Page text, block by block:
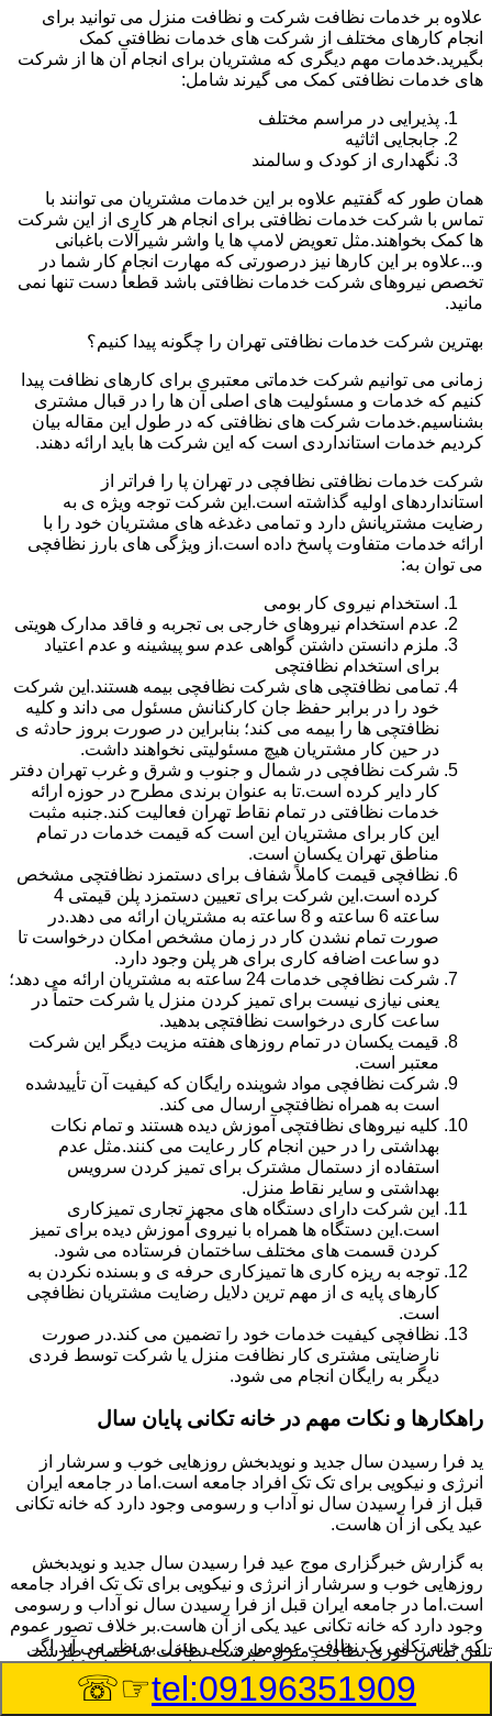
علاوه بر خدمات نظافت شرکت و نظافت منزل می توانید برای
انجام کارهای مختلف از شرکت های خدمات نظافتی کمک
بگیرید.خدمات مهم دیگری که مشتریان برای انجام آن ها از شرکت
های خدمات نظافتی کمک می گیرند شامل:
پذیرایی در مراسم مختلف
جابجایی اثاثیه
نگهداری از کودک و سالمند
همان طور که گفتیم علاوه بر این خدمات مشتریان می توانند با
تماس با شرکت خدمات نظافتی برای انجام هر کاری از این شرکت
ها کمک بخواهند.مثل تعویض لامپ ها یا واشر شیرآلات باغبانی
و...علاوه بر این کارها نیز درصورتی که مهارت انجام کار شما در
تخصص نیروهای شرکت خدمات نظافتی باشد قطعاً دست تنها نمی
مانید.
بهترین شرکت خدمات نظافتی تهران را چگونه پیدا کنیم؟
زمانی می توانیم شرکت خدماتی معتبری برای کارهای نظافت پیدا
کنیم که خدمات و مسئولیت های اصلی آن ها را در قبال مشتری
بشناسیم.خدمات شرکت های نظافتی که در طول این مقاله بیان
کردیم خدمات استانداردی است که این شرکت ها باید ارائه دهند.
شرکت خدمات نظافتی نظافچی در تهران پا را فراتر از
استانداردهای اولیه گذاشته است.این شرکت توجه ویژه ی به
رضایت مشتریانش دارد و تمامی دغدغه های مشتریان خود را با
ارائه خدمات متفاوت پاسخ داده است.از ویژگی های بارز نظافچی
می توان به:
استخدام نیروی کار بومی
عدم استخدام نیروهای خارجی بی تجربه و فاقد مدارک هویتی
ملزم دانستن داشتن گواهی عدم سو پیشینه و عدم اعتیاد
برای استخدام نظافتچی
تمامی نظافتچی های شرکت نظافچی بیمه هستند.این شرکت
خود را در برابر حفظ جان کارکنانش مسئول می داند و کلیه
نظافتچی ها را بیمه می کند؛ بنابراین در صورت بروز حادثه ی
در حین کار مشتریان هیچ مسئولیتی نخواهند داشت.
شرکت نظافچی در شمال و جنوب و شرق و غرب تهران دفتر
کار دایر کرده است.تا به عنوان برندی مطرح در حوزه ارائه
خدمات نظافتی در تمام نقاط تهران فعالیت کند.جنبه مثبت
این کار برای مشتریان این است که قیمت خدمات در تمام
مناطق تهران یکسان است.
نظافچی قیمت کاملاً شفاف برای دستمزد نظافتچی مشخص
کرده است.این شرکت برای تعیین دستمزد پلن قیمتی 4
ساعته 6 ساعته و 8 ساعته به مشتریان ارائه می دهد.در
صورت تمام نشدن کار در زمان مشخص امکان درخواست تا
دو ساعت اضافه کاری برای هر پلن وجود دارد.
شرکت نظافچی خدمات 24 ساعته به مشتریان ارائه می دهد؛
یعنی نیازی نیست برای تمیز کردن منزل یا شرکت حتماً در
ساعت کاری درخواست نظافتچی بدهید.
قیمت یکسان در تمام روزهای هفته مزیت دیگر این شرکت
معتبر است.
شرکت نظافچی مواد شوینده رایگان که کیفیت آن تأییدشده
است به همراه نظافتچی ارسال می کند.
کلیه نیروهای نظافتچی آموزش دیده هستند و تمام نکات
بهداشتی را در حین انجام کار رعایت می کنند.مثل عدم
استفاده از دستمال مشترک برای تمیز کردن سرویس
بهداشتی و سایر نقاط منزل.
این شرکت دارای دستگاه های مجهز تجاری تمیزکاری
است.این دستگاه ها همراه با نیروی آموزش دیده برای تمیز
کردن قسمت های مختلف ساختمان فرستاده می شود.
توجه به ریزه کاری ها تمیزکاری حرفه ی و بسنده نکردن به
کارهای پایه ی از مهم ترین دلایل رضایت مشتریان نظافچی
است.
نظافچی کیفیت خدمات خود را تضمین می کند.در صورت
نارضایتی مشتری کار نظافت منزل یا شرکت توسط فردی
دیگر به رایگان انجام می شود.
راهکارها و نکات مهم در خانه تکانی پایان سال
ید فرا رسیدن سال جدید و نویدبخش روزهایی خوب و سرشار از
انرژی و نیکویی برای تک تک افراد جامعه است.اما در جامعه ایران
قبل از فرا رسیدن سال نو آداب و رسومی وجود دارد که خانه تکانی
عید یکی از آن هاست.
به گزارش خبرگزاری موج عید فرا رسیدن سال جدید و نویدبخش
روزهایی خوب و سرشار از انرژی و نیکویی برای تک تک افراد جامعه
است.اما در جامعه ایران قبل از فرا رسیدن سال نو آداب و رسومی
وجود دارد که خانه تکانی عید یکی از آن هاست.بر خلاف تصور عموم
که خانه تکانی یک نظافت عمومی و کلی منزل به نظر می آید اگر
بخواهیم به طور اصولی آن را انجام دهیم باید به برخی از نکات توجه
بیشتر داشته باشیم.
تلفن تماس فورینظافت منزل طرشت نظافت ساختمان طرشت
tel:09196351909
☞☏